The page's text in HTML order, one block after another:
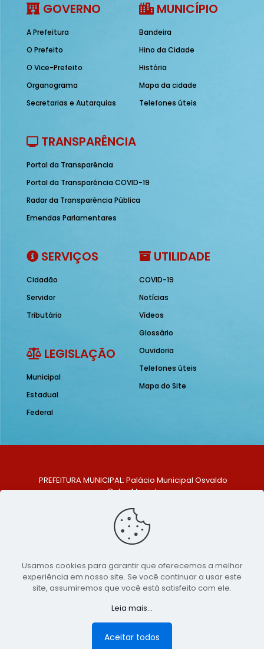
GOVERNO
A Prefeitura
O Prefeito
O Vice-Prefeito
Organograma
Secretarias e Autarquias
MUNICÍPIO
Bandeira
Hino da Cidade
História
Mapa da cidade
Telefones úteis
TRANSPARÊNCIA
Portal da Transparência
Portal da Transparência COVID-19
Radar da Transparência Pública
Emendas Parlamentares
SERVIÇOS
Cidadão
Servidor
Tributário
LEGISLAÇÃO
Municipal
Estadual
Federal
UTILIDADE
COVID-19
Notícias
Vídeos
Glossário
Ouvidoria
Telefones úteis
Mapa do Site
PREFEITURA MUNICIPAL: Palácio Municipal Osvaldo
Celso Maciel
Centro, São Bento do Una - PE. CEP: 553370-128
TELEFONE: (81) 99548-1569
E-MAIL: ouvidoria@saobentodouna.pe.gov.br
Copyright 2021-2026 - Assessoria de Comunicação da
Prefeitura de São Bento do Una - PE
publicidadeLumusWeb - Agência Digital
Usamos cookies para garantir que oferecemos a melhor
experiência em nosso site. Se você continuar a usar este
site, assumiremos que você está satisfeito com ele.
Leia mais...
Aceitar todos